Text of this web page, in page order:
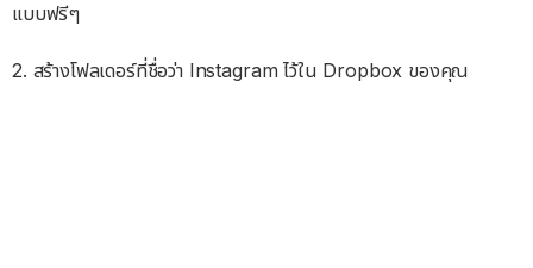
แบบฟรีๆ
2. สร้างโฟลเดอร์ที่ชื่อว่า Instagram ไว้ใน Dropbox ของคุณ